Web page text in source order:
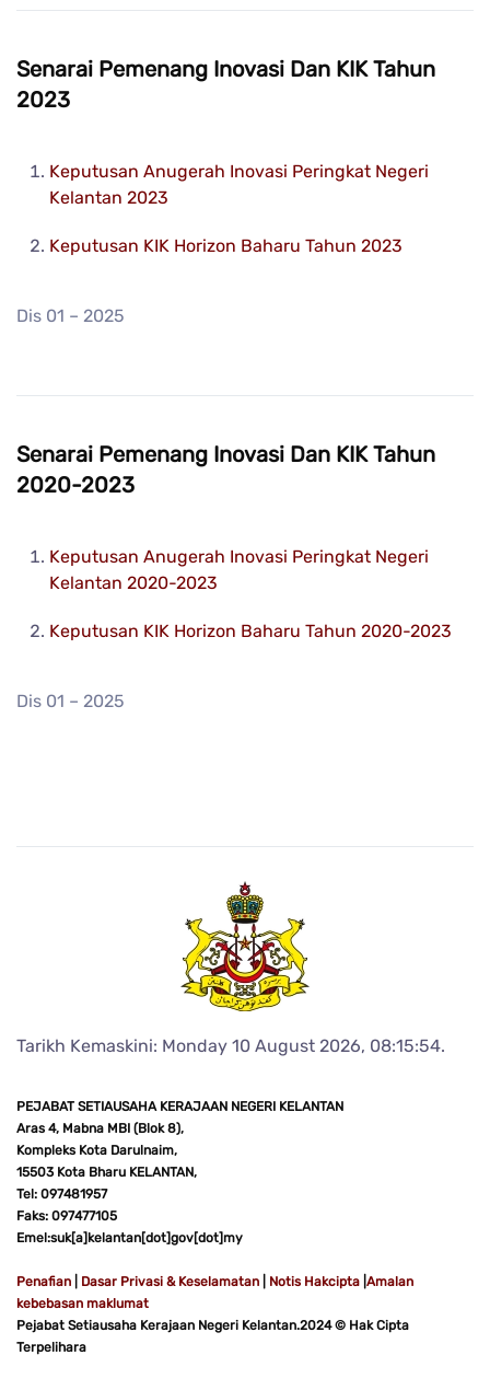
Senarai Pemenang Inovasi Dan KIK Tahun
2023
Keputusan Anugerah Inovasi Peringkat Negeri
Kelantan 2023
Keputusan KIK Horizon Baharu Tahun 2023
Dis 01 – 2025
Senarai Pemenang Inovasi Dan KIK Tahun
2020-2023
Keputusan Anugerah Inovasi Peringkat Negeri
Kelantan 2020-2023
Keputusan KIK Horizon Baharu Tahun 2020-2023
Dis 01 – 2025
Tarikh Kemaskini: Monday 10 August 2026, 08:15:54.
PEJABAT SETIAUSAHA KERAJAAN NEGERI KELANTAN
Aras 4, Mabna MBI (Blok 8),
Kompleks Kota Darulnaim,
15503 Kota Bharu KELANTAN,
Tel: 097481957
Faks: 097477105
Emel:suk[a]kelantan[dot]gov[dot]my
Penafian Dasar Privasi & Keselamatan Notis Hakcipta Amalan
kebebasan maklumat
Pejabat Setiausaha Kerajaan Negeri Kelantan.2024 © Hak Cipta
Terpelihara